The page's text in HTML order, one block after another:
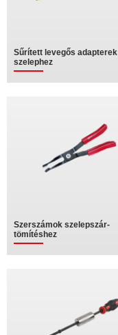
Sűrített levegős adapterek
szelephez
Szerszámok szelepszár-
tömítéshez